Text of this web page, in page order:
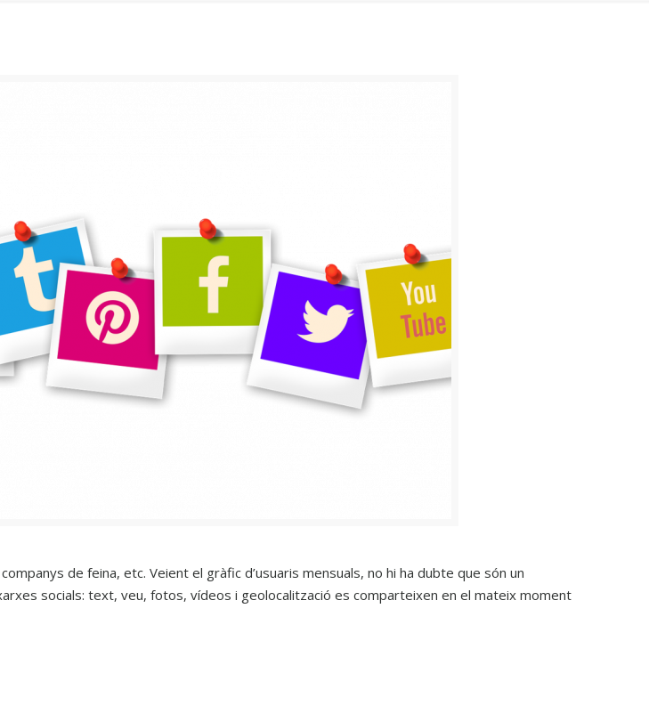
de feina, etc. Veient el gràfic d’usuaris mensuals, no hi ha dubte que són un
socials: text, veu, fotos, vídeos i geolocalització es comparteixen en el mateix moment